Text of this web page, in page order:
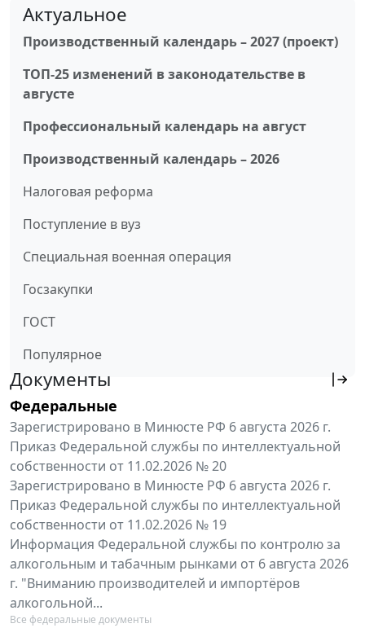
Актуальное
Производственный календарь – 2027 (проект)
ТОП-25 изменений в законодательстве в
августе
Профессиональный календарь на август
Производственный календарь – 2026
Налоговая реформа
Поступление в вуз
Специальная военная операция
Госзакупки
ГОСТ
Популярное
Документы
Федеральные
Зарегистрировано в Минюсте РФ 6 августа 2026 г.
Приказ Федеральной службы по интеллектуальной
собственности от 11.02.2026 № 20
Зарегистрировано в Минюсте РФ 6 августа 2026 г.
Приказ Федеральной службы по интеллектуальной
собственности от 11.02.2026 № 19
Информация Федеральной службы по контролю за
алкогольным и табачным рынками от 6 августа 2026
г. "Вниманию производителей и импортёров
алкогольной...
Все федеральные документы